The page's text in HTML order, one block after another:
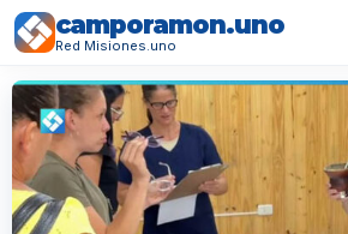
camporamon.uno
Red Misiones.uno